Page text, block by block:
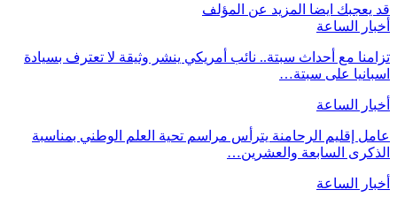
قد يعجبك ايضا المزيد عن المؤلف
أخبار الساعة
تزامنا مع أحداث سبتة.. نائب أمريكي ينشر وثيقة لا تعترف بسيادة
اسبانيا على سبتة…
أخبار الساعة
عامل إقليم الرحامنة يترأس مراسم تحية العلم الوطني بمناسبة
الذكرى السابعة والعشرين…
أخبار الساعة